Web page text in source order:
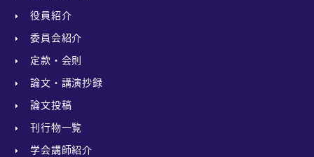
役員紹介
委員会紹介
定款・会則
論文・講演抄録
論文投稿
刊行物一覧
学会講師紹介